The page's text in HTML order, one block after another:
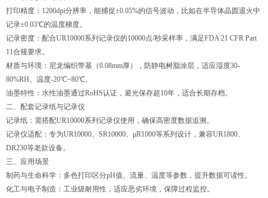
打印精度‌：1200dpi分辨率，能捕捉±0.05%的信号波动，比如在半导体晶圆退火中
记录±0.03℃的温度梯度。
记录密度‌：配合UR10000系列记录仪的10000点/秒采样率，满足FDA 21 CFR Part
11合规要求。
材质与环境‌：尼龙编织带基（0.08mm厚），防静电树脂涂层，适应湿度30-
80%RH、温度-20℃~80℃。
油墨特性‌：水性油墨通过RoHS认证，避光保存超10年，适合长期存档。
二、配套记录纸与记录仪
记录纸‌：需搭配UR10000系列记录仪使用，确保高密度数据追溯。
记录仪适配‌：专为UR10000、SR10000、μR1000等系列设计，兼容UR1800、
DR230等老款设备。
三、应用场景
制药与生命科学‌：多色打印区分pH值、流量、温度等参数，提升数据可读性。
化工与电子制造‌：工业级耐用性，适应恶劣环境，保障过程监控。